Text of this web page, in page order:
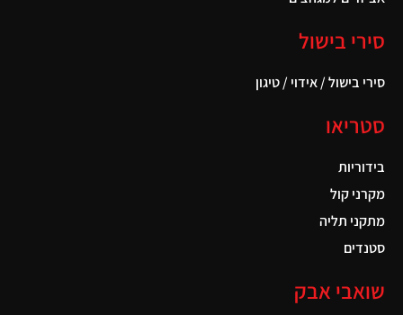
סירי בישול
סירי בישול / אידוי / טיגון
סטריאו
בידוריות
מקרני קול
מתקני תליה
סטנדים
שואבי אבק